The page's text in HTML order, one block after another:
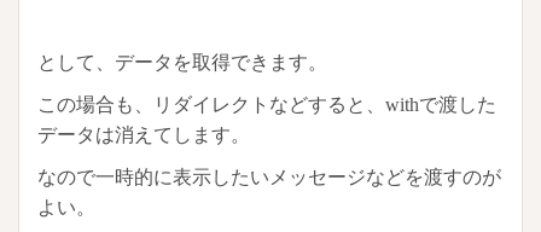
として、データを取得できます。
この場合も、リダイレクトなどすると、withで渡した
データは消えてします。
なので一時的に表示したいメッセージなどを渡すのが
よい。